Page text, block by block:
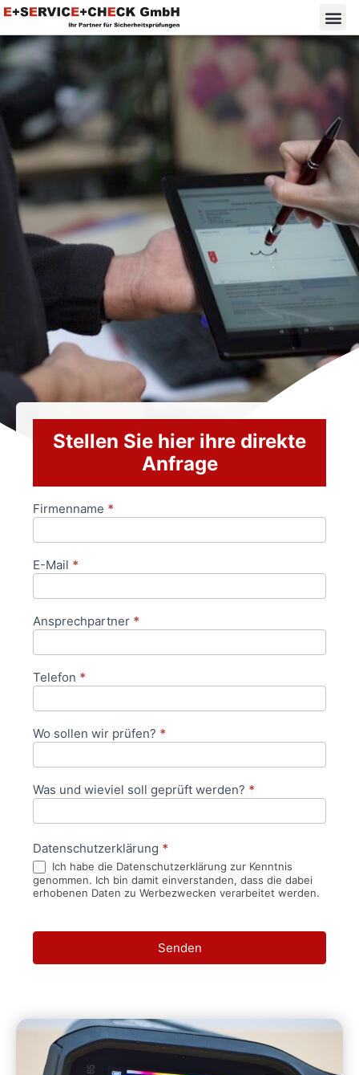
Stellen Sie hier ihre direkte
Anfrage
Anfrageformular
Firmenname *
E-Mail *
Ansprechpartner *
Telefon *
Wo sollen wir prüfen? *
Was und wieviel soll geprüft werden? *
Datenschutzerklärung *
Ich habe die Datenschutzerklärung zur Kenntnis
genommen. Ich bin damit einverstanden, dass die dabei
erhobenen Daten zu Werbezwecken verarbeitet werden.
Senden